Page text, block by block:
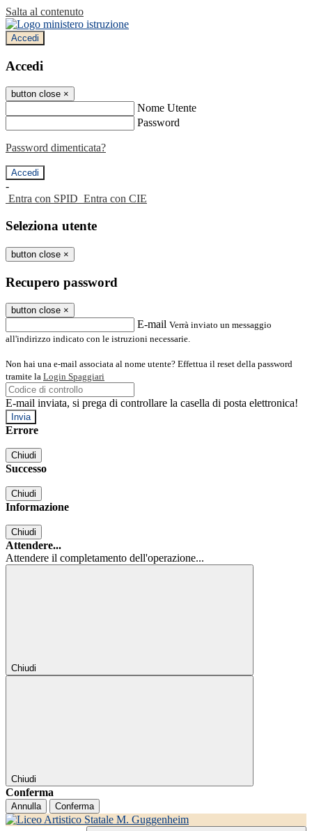
Salta al contenuto
Accedi
Accedi
button close ×
Nome Utente
Password
Password dimenticata?
-
Entra con SPID Entra con CIE
Seleziona utente
button close ×
Recupero password
button close ×
E-mail Verrà inviato un messaggio
all'indirizzo indicato con le istruzioni necessarie.
Non hai una e-mail associata al nome utente? Effettua il reset della password
tramite la Login Spaggiari
E-mail inviata, si prega di controllare la casella di posta elettronica!
Errore
Chiudi
Successo
Chiudi
Informazione
Chiudi
Attendere...
Attendere il completamento dell'operazione...
Chiudi
Chiudi
Conferma
Annulla Conferma